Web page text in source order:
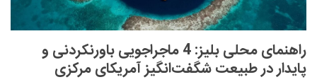
راهنمای محلی بلیز: 4 ماجراجویی باورنکردنی و
پایدار در طبیعت شگفت‌انگیز آمریکای مرکزی